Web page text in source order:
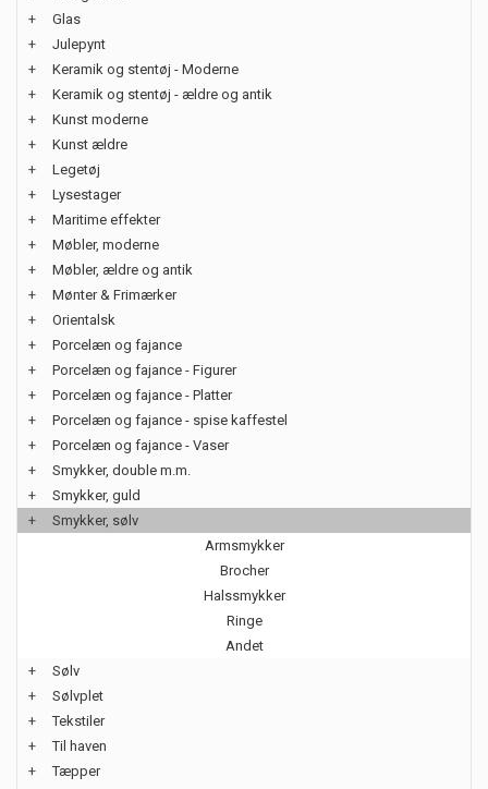
+
Glas
+
Julepynt
+
Keramik og stentøj - Moderne
+
Keramik og stentøj - ældre og antik
+
Kunst moderne
+
Kunst ældre
+
Legetøj
+
Lysestager
+
Maritime effekter
+
Møbler, moderne
+
Møbler, ældre og antik
+
Mønter & Frimærker
+
Orientalsk
+
Porcelæn og fajance
+
Porcelæn og fajance - Figurer
+
Porcelæn og fajance - Platter
+
Porcelæn og fajance - spise kaffestel
+
Porcelæn og fajance - Vaser
+
Smykker, double m.m.
+
Smykker, guld
+
Smykker, sølv
Armsmykker
Brocher
Halssmykker
Ringe
Andet
+
Sølv
+
Sølvplet
+
Tekstiler
+
Til haven
+
Tæpper